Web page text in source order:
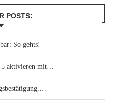
POSTS:
So gehts!
5 aktivieren mit…